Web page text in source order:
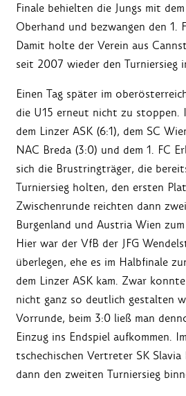
Finale behielten die Jungs mit
Oberhand und bezwangen den 1.
Damit holte der Verein aus
seit 2007 wieder den Turniersieg
Einen Tag später im
die U15 erneut nicht zu stoppen.
dem Linzer ASK (6:1), dem SC
NAC Breda (3:0) und dem 1. FC
sich die Brustringträger, die
Turniersieg holten, den ersten
Zwischenrunde reichten dann
Burgenland und Austria Wien
Hier war der VfB der JFG
überlegen, ehe es im Halbfinale
dem Linzer ASK kam. Zwar
nicht ganz so deutlich gestalten
Vorrunde, beim 3:0 ließ man
Einzug ins Endspiel aufkommen.
tschechischen Vertreter SK Slavia
dann den zweiten Turniersieg